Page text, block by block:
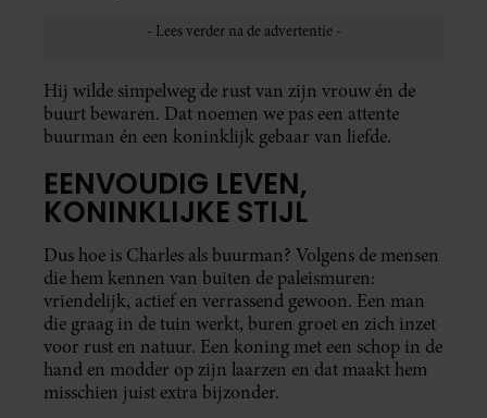
Hij wilde simpelweg de rust van zijn vrouw én de
buurt bewaren. Dat noemen we pas een attente
buurman én een koninklijk gebaar van liefde.
EENVOUDIG LEVEN,
KONINKLIJKE STIJL
Dus hoe is Charles als buurman? Volgens de mensen
die hem kennen van buiten de paleismuren:
vriendelijk, actief en verrassend gewoon. Een man
die graag in de tuin werkt, buren groet en zich inzet
voor rust en natuur. Een koning met een schop in de
hand en modder op zijn laarzen en dat maakt hem
misschien juist extra bijzonder.